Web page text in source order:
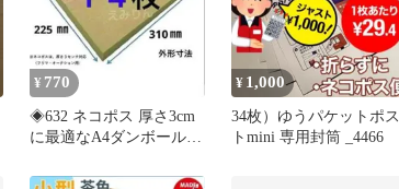
¥ 770
◈632 ネコポス 厚さ3cm
に最適なA4ダンボール箱
¥ 1,000
34枚）ゆうパケットポス
トmini 専用封筒 _4466